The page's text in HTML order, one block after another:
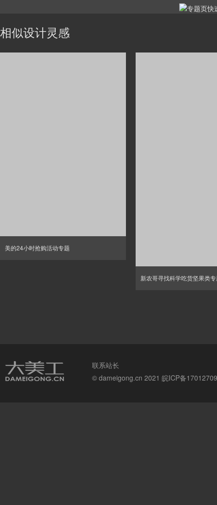
相似设计灵感
美的24小时抢购活动专题
新农哥寻找科学吃货坚果类
联系站长
© dameigong.cn 2021 皖ICP备